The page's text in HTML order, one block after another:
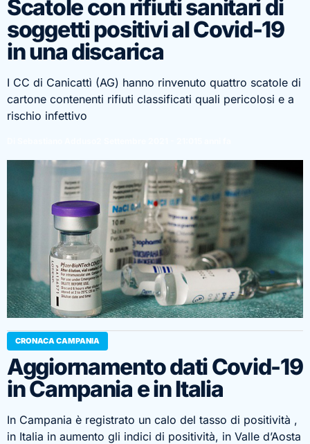
Scatole con rifiuti sanitari di
soggetti positivi al Covid-19
in una discarica
I CC di Canicattì (AG) hanno rinvenuto quattro scatole di
cartone contenenti rifiuti classificati quali pericolosi e a
rischio infettivo
CRONACA CAMPANIA
Aggiornamento dati Covid-19
in Campania e in Italia
In Campania è registrato un calo del tasso di positività ,
in Italia in aumento gli indici di positività, in Valle d’Aosta